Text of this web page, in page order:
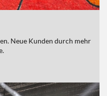
Neue Kunden durch mehr